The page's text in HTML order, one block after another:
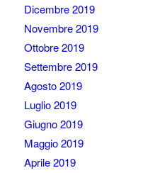
Dicembre 2019
Novembre 2019
Ottobre 2019
Settembre 2019
Agosto 2019
Luglio 2019
Giugno 2019
Maggio 2019
Aprile 2019